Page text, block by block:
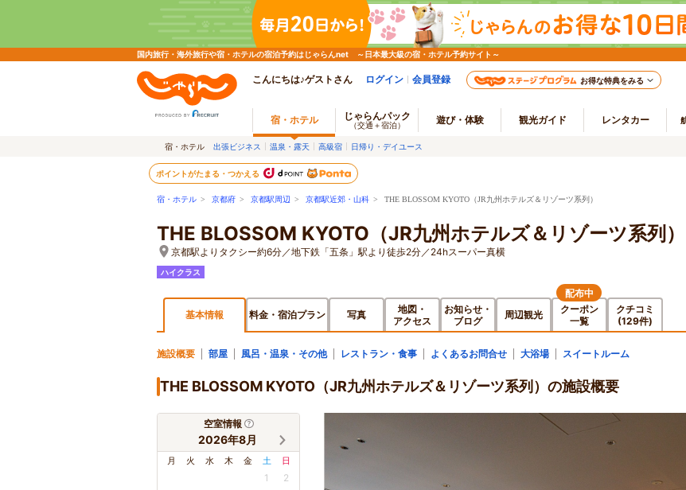
国内旅行・海外旅行や宿・ホテルの宿泊予約はじゃらんnet ～日本最大級の宿・ホテル予約サイト～
こんにちは♪ゲストさん ログイン 会員登録 お得な特典をみる
宿・ホテル じゃらんパック
（交通＋宿泊） 遊び・体験 観光ガイド レンタカー
宿・ホテル 出張ビジネス 温泉・露天 高級宿 日帰り・デイユース
ポイントがたまる・つかえる
宿・ホテル > 京都府 > 京都駅周辺 > 京都駅近郊・山科 > THE BLOSSOM KYOTO（JR九州ホテルズ＆リゾーツ系列）
THE BLOSSOM KYOTO（JR九州ホテルズ＆リゾーツ系列）
京都駅よりタクシー約6分／地下鉄「五条」駅より徒歩2分／24hスーパー真横
ハイクラス
基本情報 料金・宿泊プラン 写真
地図・
アクセス
お知らせ・
ブログ
周辺観光
クーポン
一覧
配布中
クチコミ
(129件)
施設概要 部屋 風呂・温泉・その他 レストラン・食事 よくあるお問合せ 大浴場 スイートルーム
THE BLOSSOM KYOTO（JR九州ホテルズ＆リゾーツ系列）の施設概要
空室情報
2026年8月
月 火 水 木 金 土 日
1 2